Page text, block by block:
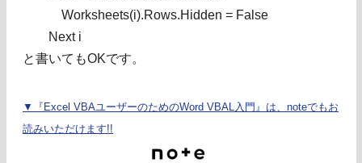
Worksheets(i).Rows.Hidden = False
Next i
と書いてもOKです。
▼『Excel VBAユーザーのためのWord VBAL入門』は、noteでもお
読みいただけます!!